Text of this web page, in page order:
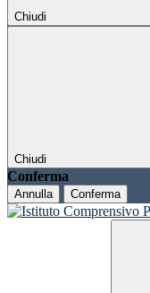
Chiudi
Chiudi
Conferma
Annulla Conferma